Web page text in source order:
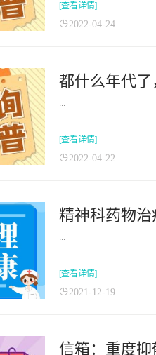
[查看详情]
2022-04-24
...
[查看详情]
2022-04-22
...
[查看详情]
2021-12-19
信箱：重度抑